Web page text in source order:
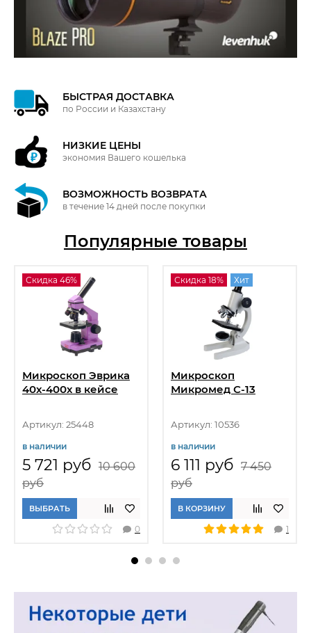
БЫСТРАЯ ДОСТАВКА
по России и Казахстану
НИЗКИЕ ЦЕНЫ
экономия Вашего кошелька
ВОЗМОЖНОСТЬ ВОЗВРАТА
в течение 14 дней после покупки
Популярные товары
Скидка 46%
Микроскоп Эврика
40х-400х в кейсе
Артикул: 25448
в наличии
5 721 руб 10 600
руб
ВЫБРАТЬ
0
Скидка 18% Хит
Микроскоп
Микромед С-13
Артикул: 10536
в наличии
6 111 руб 7 450
руб
В КОРЗИНУ
1